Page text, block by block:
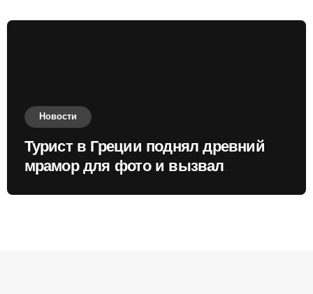
Новости
Турист в Греции поднял древний
мрамор для фото и вызвал